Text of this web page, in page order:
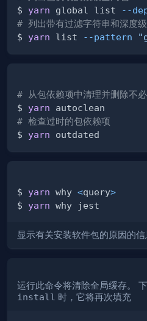
$ yarn global list --
# 列出带有过滤字符串和深度
$ yarn list --pattern
# 从包依赖项中清理并删除不
$ yarn
# 检查过时的包依赖项
$ yarn
$ yarn why <query>
$ yarn
显示有关安装软件包的原因的信
运行此命令将清除全局缓存。
install 时，它将再次填充